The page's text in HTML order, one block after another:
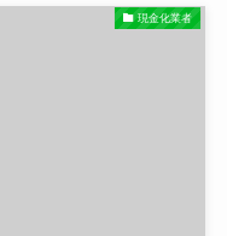
現金化業者